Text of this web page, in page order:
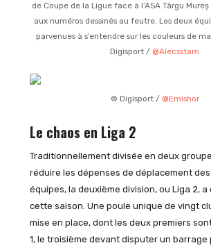
de Coupe de la Ligue face à l’ASA Târgu
aux numéros dessinés au feutre. Les deux
parvenues à s’entendre sur les couleurs de
Digisport /@Alecsstam
© Digisport / @Emishor
Le chaos en Liga 2
Traditionnellement divisée en deux
réduire les dépenses de déplacement
équipes, la deuxième division, ou Liga 2,
cette saison. Une poule unique de vingt
mise en place, dont les deux premiers
1, le troisième devant disputer un barrage